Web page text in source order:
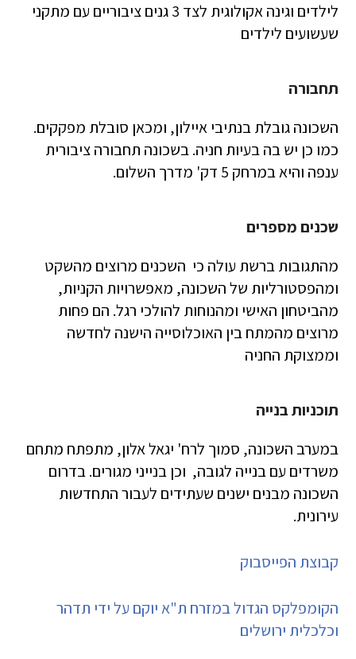
לילדים וגינה אקולוגית לצד 3 גנים ציבוריים עם מתקני
שעשועים לילדים
תחבורה
השכונה גובלת בנתיבי איילון, ומכאן סובלת מפקקים.
כמו כן יש בה בעיות חניה. בשכונה תחבורה ציבורית
ענפה והיא במרחק 5 דק' מדרך השלום.
שכנים מספרים
מהתגובות ברשת עולה כי השכנים מרוצים מהשקט
ומהפסטורליות של השכונה, מאפשרויות הקניות,
מהביטחון האישי ומהנוחות להולכי רגל. הם פחות
מרוצים מהמתח בין האוכלוסייה הישנה לחדשה
וממצוקת החניה
תוכניות בנייה
במערב השכונה, סמוך לרח' יגאל אלון, מתפתח מתחם
משרדים עם בנייה לגובה, וכן בנייני מגורים. בדרום
השכונה מבנים ישנים שעתידים לעבור התחדשות
עירונית.
קבוצת הפייסבוק
הקומפלקס הגדול במזרח ת"א יוקם על ידי תדהר
וכלכלית ירושלים